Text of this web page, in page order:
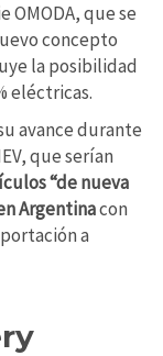
OMODA, que se
concepto
la posibilidad
eléctricas.
avance durante
que serían
“de nueva
Argentinacon
a